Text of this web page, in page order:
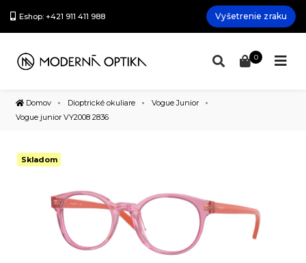
Eshop: +421 911 411 988 Vyšetrenie zraku
0
Domov Dioptrické okuliare
Vogue Junior
Vogue junior VY2008 2836
Skladom